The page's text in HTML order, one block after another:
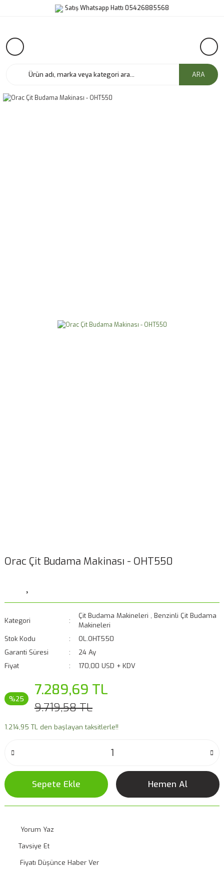
Satış Whatsapp Hattı 05426885568
ARA
Orac Çit Budama Makinası - OHT550
Kategori
Çit Budama Makineleri , Benzinli Çit Budama
Makineleri
Stok Kodu
OL.OHT550
Garanti Süresi
24 Ay
Fiyat
170,00 USD + KDV
%25 7.289,69 TL
9.719,58 TL
1.214,95 TL den başlayan taksitlerle!!
Sepete Ekle Hemen Al
Yorum Yaz
Tavsiye Et
Fiyatı Düşünce Haber Ver